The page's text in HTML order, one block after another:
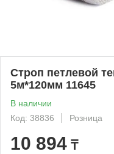
Строп петлевой
5м*120мм 11645
В наличии
Код: 38836
Розница
10 894 ₸